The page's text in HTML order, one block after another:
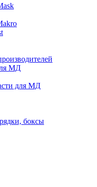
МД
для МД
боксы